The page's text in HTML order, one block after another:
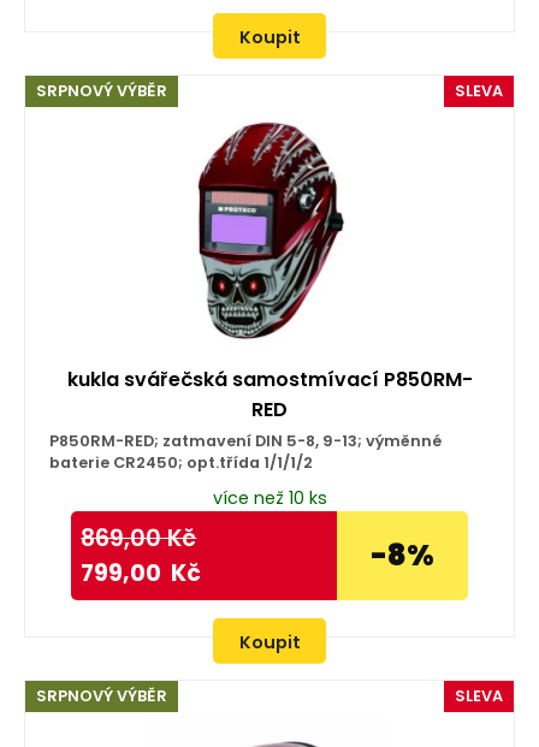
Koupit
SLEVA
SRPNOVÝ VÝBĚR
kukla svářečská samostmívací P850RM-
RED
P850RM-RED; zatmavení DIN 5-8, 9-13; výměnné
baterie CR2450; opt.třída 1/1/1/2
více než 10 ks
869,00Kč
799,00 Kč -8%
Koupit
SLEVA
SRPNOVÝ VÝBĚR